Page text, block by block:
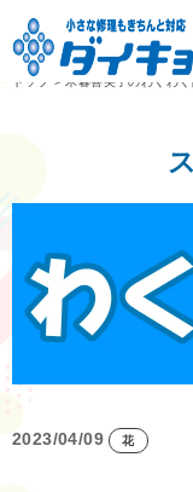
トップ
> 木暮喜美子のわくわ
2023/04/09 花